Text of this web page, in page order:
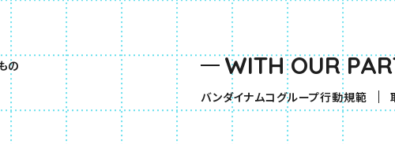
の WITH OUR
バンダイナムコグループ行動規範